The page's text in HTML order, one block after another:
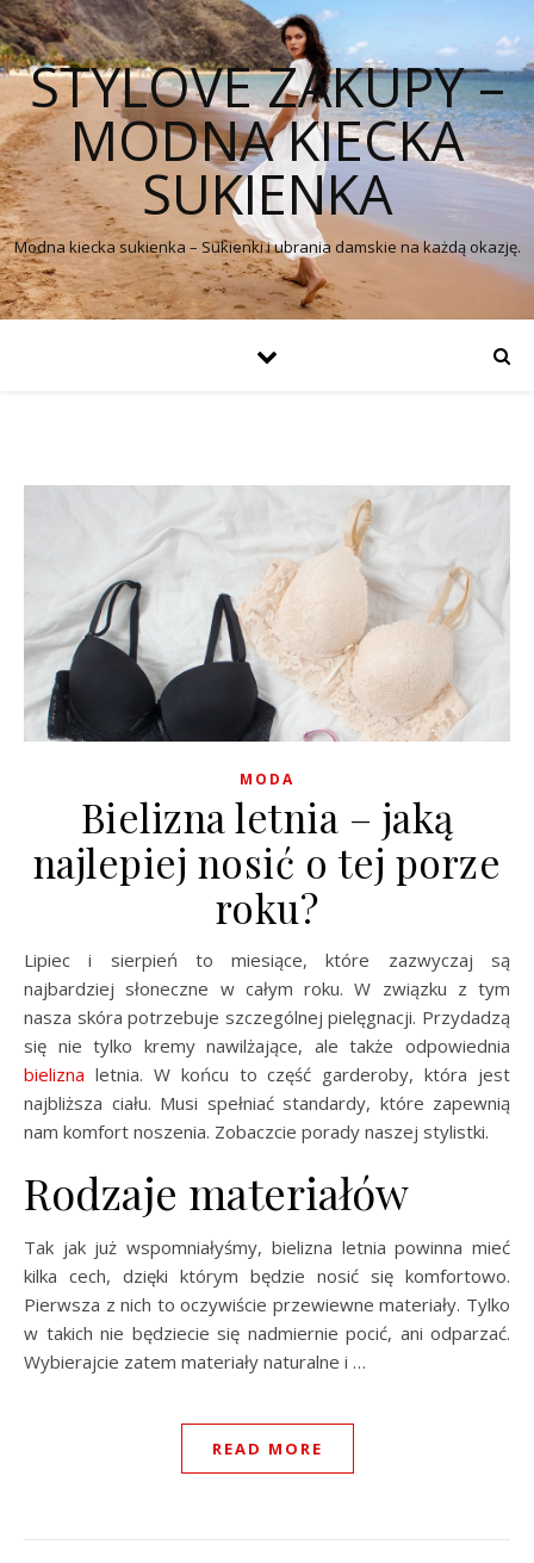
STYLOVE ZAKUPY –
MODNA KIECKA
SUKIENKA
Modna kiecka sukienka – Sukienki i ubrania damskie na każdą okazję.
MODA
Bielizna letnia – jaką
najlepiej nosić o tej porze
roku?
Lipiec i sierpień to miesiące, które zazwyczaj są
najbardziej słoneczne w całym roku. W związku z tym
nasza skóra potrzebuje szczególnej pielęgnacji. Przydadzą
się nie tylko kremy nawilżające, ale także odpowiednia
bielizna letnia. W końcu to część garderoby, która jest
najbliższa ciału. Musi spełniać standardy, które zapewnią
nam komfort noszenia. Zobaczcie porady naszej stylistki.
Rodzaje materiałów
Tak jak już wspomniałyśmy, bielizna letnia powinna mieć
kilka cech, dzięki którym będzie nosić się komfortowo.
Pierwsza z nich to oczywiście przewiewne materiały. Tylko
w takich nie będziecie się nadmiernie pocić, ani odparzać.
Wybierajcie zatem materiały naturalne i …
READ MORE